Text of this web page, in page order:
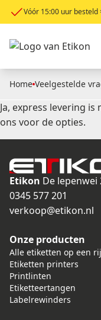
Vóór 15:00 uur
Home Veelgestelde
Ja, express levering
ons voor de opties.
Etikon De lepenwei
0345 577 201
verkoop@etikon.nl
Onze producten
Alle etiketten op een rij
Etiketten printers
Printlinten
Etiketteertangen
Labelrewinders